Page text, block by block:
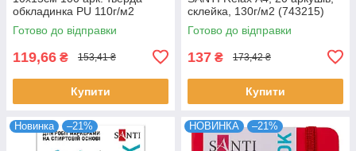
обкладинка PU 110г/м2
чорний Santi (743179)
Готово до відправки
119,66 ₴ 153,41 ₴
Купити
склейка, 130г/м2 (743215)
Готово до відправки
137 ₴ 173,42 ₴
Купити
Новинка –21% НОВИНКА –21%